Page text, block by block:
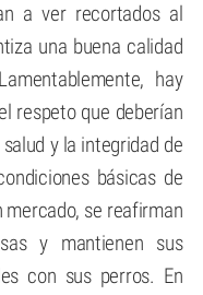
a ver recortados al
una buena calidad
hay
respeto que deberían
y la integridad de
básicas de
se reafirman
y mantienen sus
con sus perros. En